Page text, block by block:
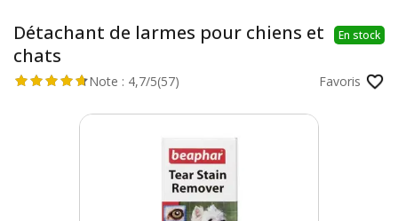
Détachant de larmes pour chiens et
chats
En stock
Note : 4,7/5(57) Favoris